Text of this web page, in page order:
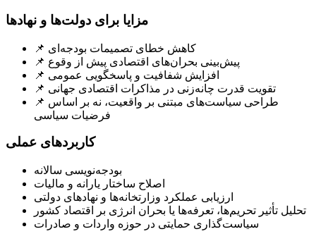
مزایا برای دولت‌ها و نهادها
📌 کاهش خطای تصمیمات بودجه‌ای
📌 پیش‌بینی بحران‌های اقتصادی پیش از وقوع
📌 افزایش شفافیت و پاسخگویی عمومی
📌 تقویت قدرت چانه‌زنی در مذاکرات اقتصادی جهانی
📌 طراحی سیاست‌های مبتنی بر واقعیت، نه بر اساس
فرضیات سیاسی
کاربردهای عملی
بودجه‌نویسی سالانه
اصلاح ساختار یارانه و مالیات
ارزیابی عملکرد وزارتخانه‌ها و نهادهای دولتی
تحلیل تأثیر تحریم‌ها، تعرفه‌ها یا بحران انرژی بر اقتصاد کشور
سیاست‌گذاری حمایتی در حوزه واردات و صادرات